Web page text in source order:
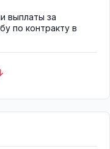
выплаты за
по контракту в